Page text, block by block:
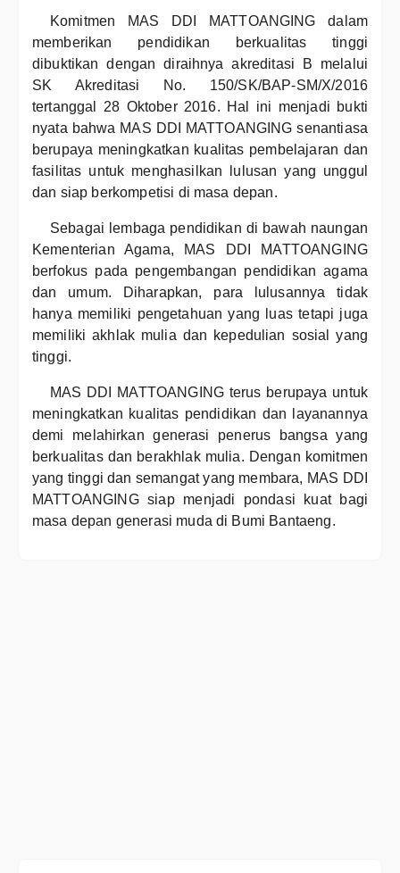
Komitmen MAS DDI MATTOANGING dalam
memberikan pendidikan berkualitas tinggi
dibuktikan dengan diraihnya akreditasi B melalui
SK Akreditasi No. 150/SK/BAP-SM/X/2016
tertanggal 28 Oktober 2016. Hal ini menjadi bukti
nyata bahwa MAS DDI MATTOANGING senantiasa
berupaya meningkatkan kualitas pembelajaran dan
fasilitas untuk menghasilkan lulusan yang unggul
dan siap berkompetisi di masa depan.
Sebagai lembaga pendidikan di bawah naungan
Kementerian Agama, MAS DDI MATTOANGING
berfokus pada pengembangan pendidikan agama
dan umum. Diharapkan, para lulusannya tidak
hanya memiliki pengetahuan yang luas tetapi juga
memiliki akhlak mulia dan kepedulian sosial yang
tinggi.
MAS DDI MATTOANGING terus berupaya untuk
meningkatkan kualitas pendidikan dan layanannya
demi melahirkan generasi penerus bangsa yang
berkualitas dan berakhlak mulia. Dengan komitmen
yang tinggi dan semangat yang membara, MAS DDI
MATTOANGING siap menjadi pondasi kuat bagi
masa depan generasi muda di Bumi Bantaeng.